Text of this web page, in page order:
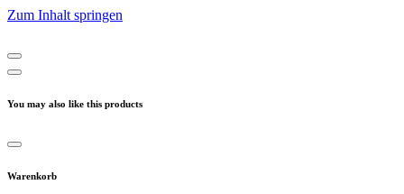
Zum Inhalt springen
You may also like this products
Warenkorb